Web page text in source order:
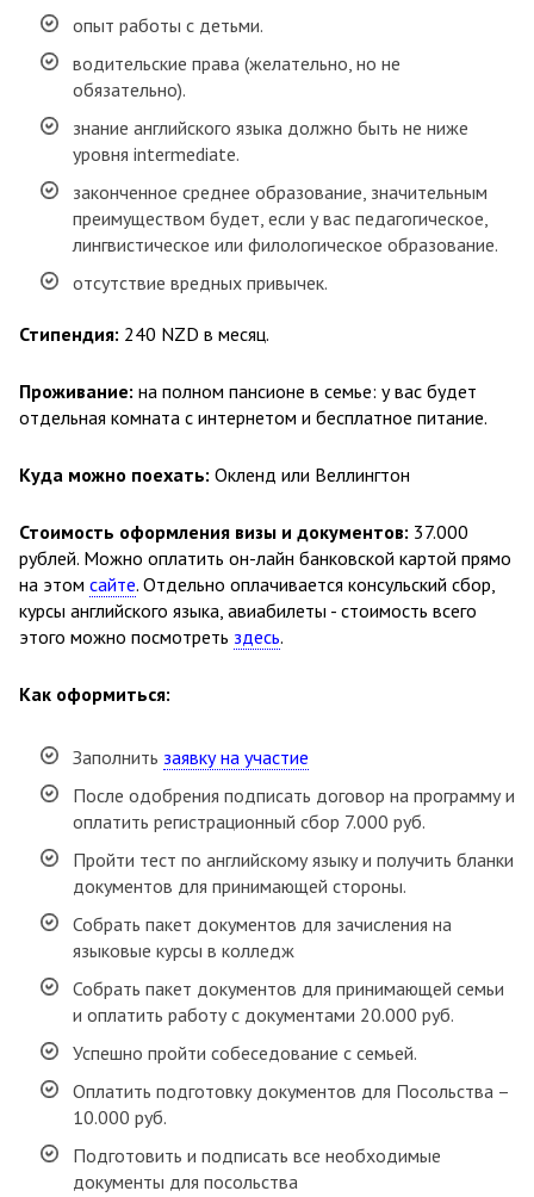
опыт работы с детьми.
водительские права (желательно, но не
обязательно).
знание английского языка должно быть не ниже
уровня intermediate.
законченное среднее образование, значительным
преимуществом будет, если у вас педагогическое,
лингвистическое или филологическое образование.
отсутствие вредных привычек.
Стипендия: 240 NZD в месяц.
Проживание: на полном пансионе в семье: у вас будет
отдельная комната с интернетом и бесплатное питание.
Куда можно поехать: Окленд или Веллингтон
Стоимость оформления визы и документов: 37.000
рублей. Можно оплатить он-лайн банковской картой прямо
на этом сайте. Отдельно оплачивается консульский сбор,
курсы английского языка, авиабилеты - стоимость всего
этого можно посмотреть здесь.
Как оформиться:
Заполнить заявку на участие
После одобрения подписать договор на программу и
оплатить регистрационный сбор 7.000 руб.
Пройти тест по английскому языку и получить бланки
документов для принимающей стороны.
Собрать пакет документов для зачисления на
языковые курсы в колледж
Собрать пакет документов для принимающей семьи
и оплатить работу с документами 20.000 руб.
Успешно пройти собеседование с семьей.
Оплатить подготовку документов для Посольства –
10.000 руб.
Подготовить и подписать все необходимые
документы для посольства